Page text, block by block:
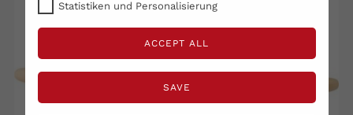
Statistiken und Personalisierung
ACCEPT ALL
SAVE